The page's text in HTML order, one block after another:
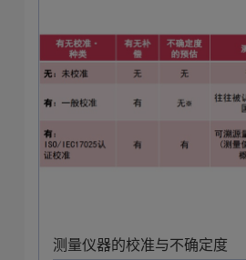
测量仪器的校准与不确定度